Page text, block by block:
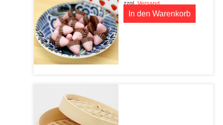
zzgl.Versand
In den Warenkorb